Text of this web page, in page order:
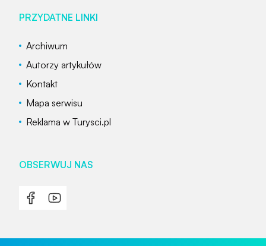
PRZYDATNE LINKI
Archiwum
Autorzy artykułów
Kontakt
Mapa serwisu
Reklama w Turysci.pl
OBSERWUJ NAS